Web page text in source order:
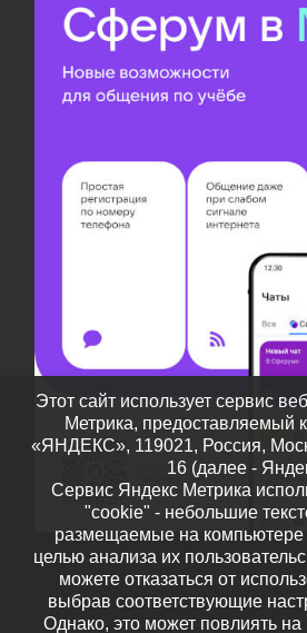
Этот сайт использует сервис
Метрика,
«ЯНДЕКС», 119021, Россия,
16 (далее -
Сервис Яндекс Метрика
"cookie" - небольшие
размещаемые на компьютере
целью анализа их
можете отказаться от
выбрав соответствующие
Однако, это может повлиять на